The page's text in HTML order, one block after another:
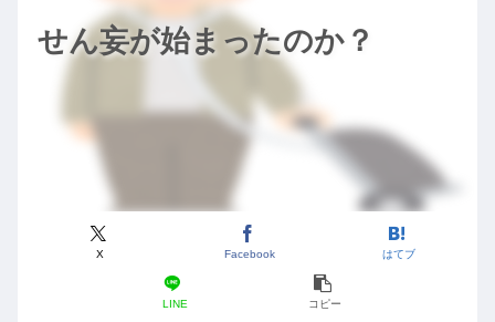
せん妄が始まったのか？
X Facebook はてブ
LINE コピー